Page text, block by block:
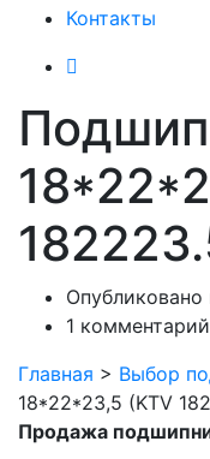
Контакты
Опубликовано
1 комментарий
Главная > Выбор
18*22*23,5 (KTV
Продажа